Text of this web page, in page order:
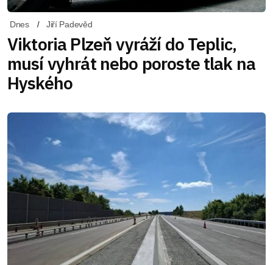
Dnes Jiří Padevěd
Viktoria Plzeň vyráží do Teplic,
musí vyhrát nebo poroste tlak na
Hyského